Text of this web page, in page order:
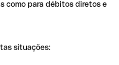
como para débitos diretos e
situações: